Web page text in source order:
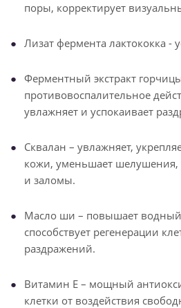
поры, корректирует
Лизат фермента лактококка -
Ферментный экстракт
противовоспалительное
увлажняет и успокаивает
Сквалан – увлажняет,
кожи, уменьшает
и заломы.
Масло ши – повышает водный
способствует регенерации
раздражений.
Витамин Е – мощный
клетки от воздействия